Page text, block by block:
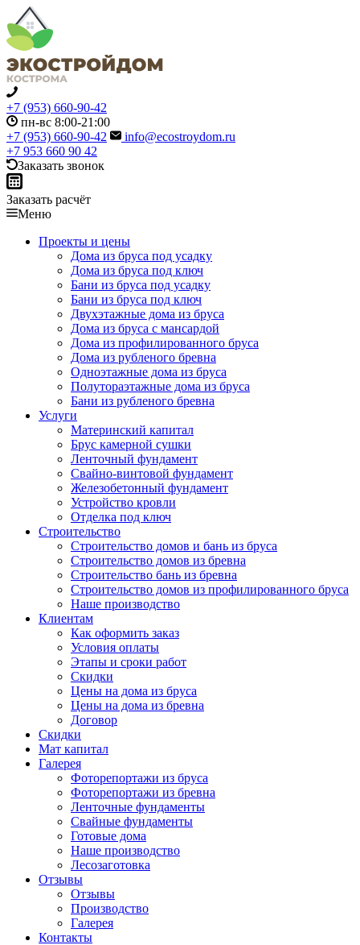
+7 (953) 660-90-42
пн-вс 8:00-21:00
+7 (953) 660-90-42
info@ecostroydom.ru
+7 953 660 90 42
Заказать звонок
Заказать расчёт
Меню
Проекты и цены
Дома из бруса под усадку
Дома из бруса под ключ
Бани из бруса под усадку
Бани из бруса под ключ
Двухэтажные дома из бруса
Дома из бруса с мансардой
Дома из профилированного бруса
Дома из рубленого бревна
Одноэтажные дома из бруса
Полутораэтажные дома из бруса
Бани из рубленого бревна
Услуги
Материнский капитал
Брус камерной сушки
Ленточный фундамент
Свайно-винтовой фундамент
Железобетонный фундамент
Устройство кровли
Отделка под ключ
Строительство
Строительство домов и бань из бруса
Строительство домов из бревна
Строительство бань из бревна
Строительство домов из профилированного бруса
Наше производство
Клиентам
Как оформить заказ
Условия оплаты
Этапы и сроки работ
Скидки
Цены на дома из бруса
Цены на дома из бревна
Договор
Скидки
Мат капитал
Галерея
Фоторепортажи из бруса
Фоторепортажи из бревна
Ленточные фундаменты
Свайные фундаменты
Готовые дома
Наше производство
Лесозаготовка
Отзывы
Отзывы
Производство
Галерея
Контакты